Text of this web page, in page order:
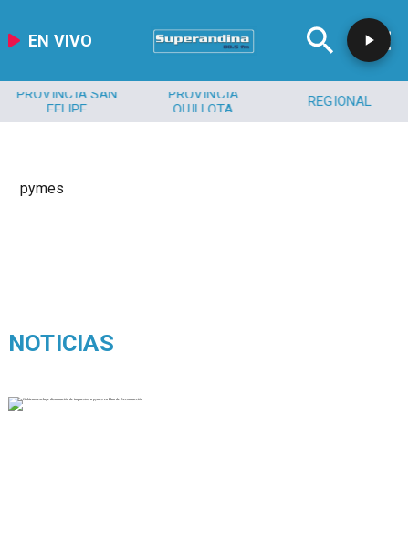
EN VIVO
PROVINCIA SAN
FELIPE
PROVINCIA
QUILLOTA
REGIONAL
pymes
NOTICIAS